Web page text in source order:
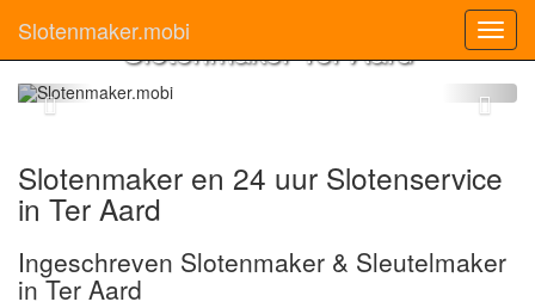
Slotenmaker.mobiSlotenmaker Ter Aard
Slotenmaker en 24 uur Slotenservice
in Ter Aard
Ingeschreven Slotenmaker & Sleutelmaker
in Ter Aard